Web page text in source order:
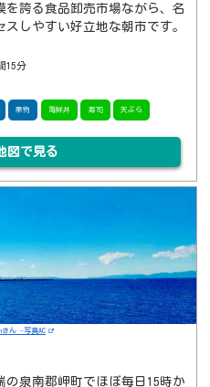
誇る食品卸売市場ながら、名
しやすい好立地な朝市です。
15分
果物 海鮮丼 寿司 天ぷら
図で見る
さん -写真AC
泉南郡岬町でほぼ毎日15時か